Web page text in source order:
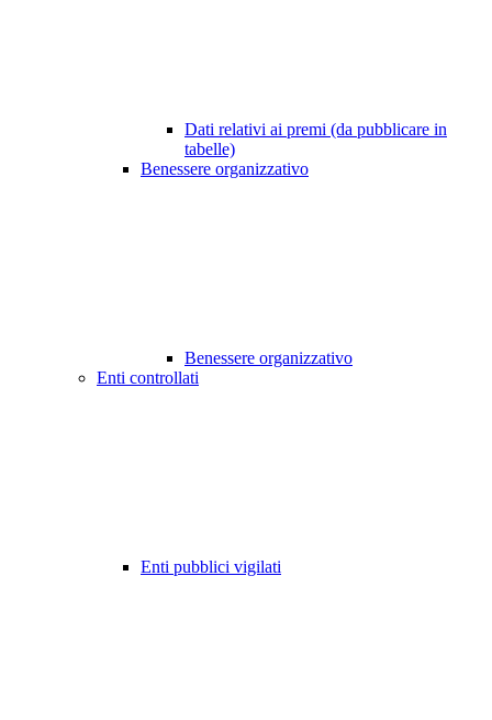
Dati relativi ai premi (da pubblicare in
tabelle)
Benessere organizzativo
Benessere organizzativo
Enti controllati
Enti pubblici vigilati